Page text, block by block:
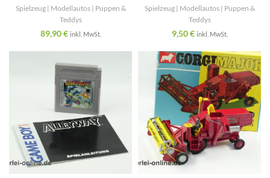
Spielzeug | Modellautos | Puppen &
Teddys
89,90€ inkl. MwSt.
Spielzeug | Modellautos | Puppen &
Teddys
9,50€ inkl. MwSt.